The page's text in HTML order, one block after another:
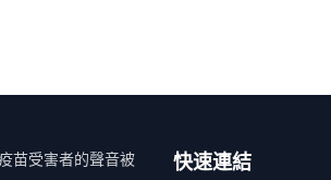
苗受害者的聲音被
快速連結